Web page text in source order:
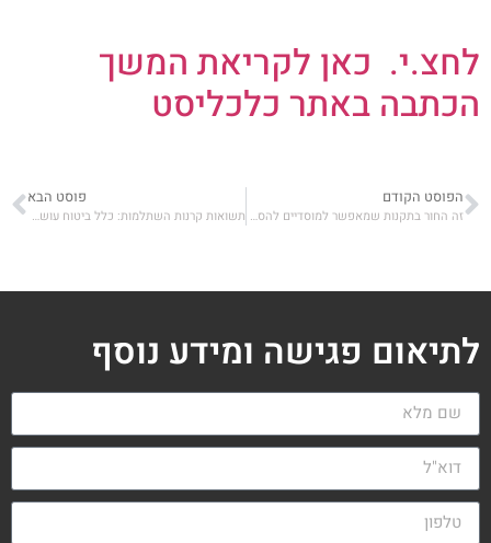
לחצ.י. כאן לקריאת המשך
הכתבה באתר כלכליסט
הפוסט הקודם
זה החור בתקנות שמאפשר למוסדיים להסתיר את דמי הניהול על הפנסיות
פוסט הבא
תשואות קרנות השתלמות: כלל ביטוח עושה קאמבק – עד 6%+ ביוני 2025
לתיאום פגישה ומידע נוסף